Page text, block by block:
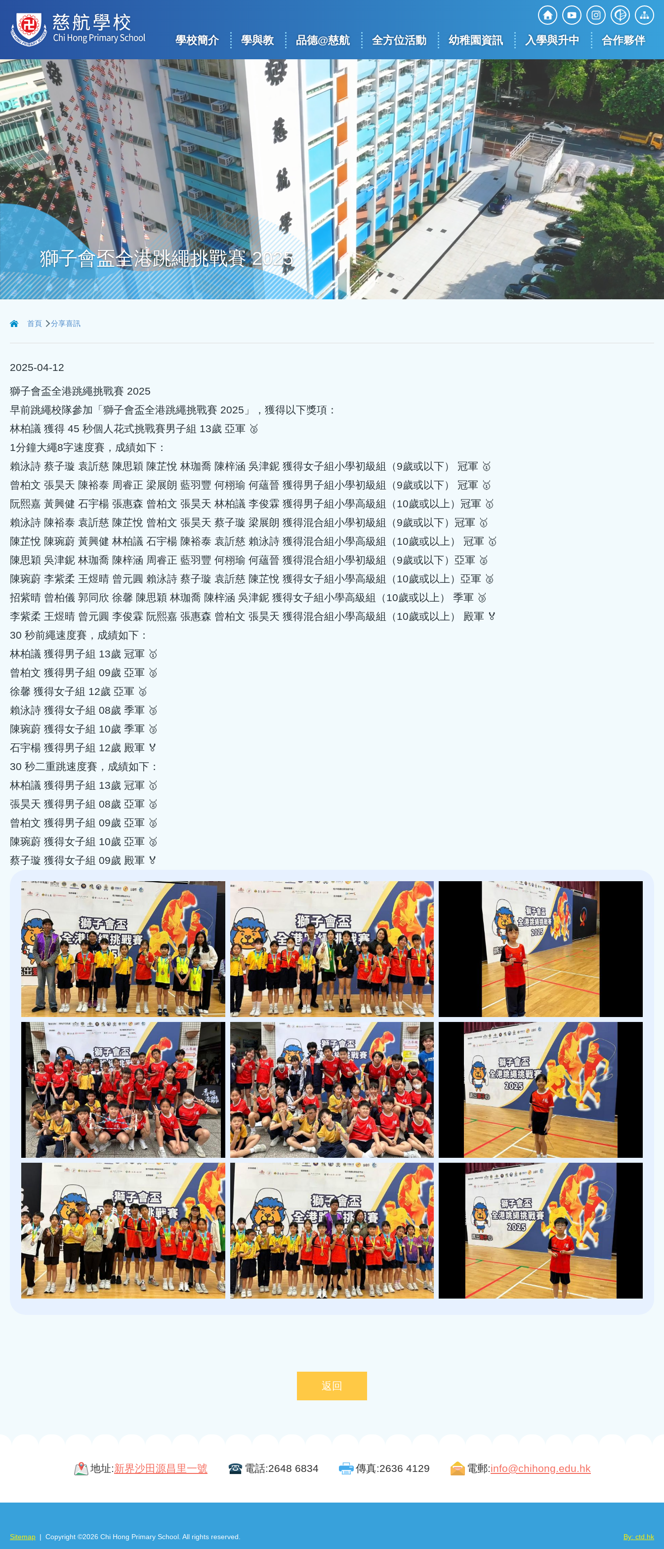
Top
Social
Media
Main
navigation
學校簡介 學與教 品德@慈航 全方位活動 幼稚園資訊 入學與升中 合作夥伴
獅子會盃全港跳繩挑戰賽 2025
航
結
首頁 分享喜訊
2025-04-12
獅子會盃全港跳繩挑戰賽 2025
早前跳繩校隊參加「獅子會盃全港跳繩挑戰賽 2025」，獲得以下獎項：
林柏議 獲得 45 秒個人花式挑戰賽‭男子組 13歲 亞軍 🥈‬
1分鐘大繩8字速度賽，成績如下：
賴泳詩 蔡子璇 袁訢慈 陳思穎 陳芷悅 林珈喬 陳梓涵 吳津鈮 獲得女子組‭小學初級組（9歲或以下） 冠軍 🥇‬
曾柏文 張昊天 陳裕泰 周睿正 梁展朗 藍羽豐 何栩瑜 何蘊晉 獲得男子組‭小學初級組（9歲或以下） 冠軍 🥇‬
阮熙嘉 黃興健 石宇楊 張惠森 曾柏文 張昊天 林柏議 李俊霖 獲得男子組‭小學高級組（10歲或以上）‬冠軍 🥇
賴泳詩 陳裕泰 袁訢慈 陳芷悅‭ 曾柏文 張昊天 蔡子璇 梁展朗 獲得‬混合組‭小學初級組（9歲或以下）冠軍 🥇‬
陳芷悅 陳琬蔚 黃興健 林柏議‭ 石宇楊 陳裕泰 袁訢慈 賴泳詩 獲得‬混合組‭小學高級組（10歲或以上） 冠軍 🥇‬
陳思穎 吳津鈮 林珈喬 陳梓涵 周睿正 藍羽豐 何栩瑜 何蘊晉 ‭獲得‬混合組‭小學初級組（9歲或以下）亞軍 🥈‬
陳琬蔚 李紫柔 王煜晴 曾元圓 賴泳詩 蔡子璇 袁訢慈 陳芷悅 獲得女子組‭小學高級組（10歲或以上）亞軍 🥈‬
‭招紫晴 曾柏儀 郭同欣 徐馨 陳‬思穎 林珈喬 陳梓涵 吳津鈮 獲得女子組‭小學高級組（10歲或以上） 季軍 🥉‬
李紫柔 王煜晴 曾元圓 李俊霖 阮熙嘉 張惠森 曾柏文 張昊天 獲得混合組‭小學高級組（10歲或以上） 殿軍 🏅‬
30 秒前繩速度賽，成績如下：
林柏議 獲得男子組‭ 13歲 冠軍 🥇‬
曾柏文 獲得男子組‭ 09歲 亞軍 🥈‬
‭徐‬馨 獲得女子組‭ 12歲 亞軍 🥈‬
賴泳詩 獲得女子組‭ 08歲 季軍 🥉‬
陳琬蔚 獲得女子組‭ 10歲 季軍 🥉‬
石宇楊 獲得男子組‭ 12歲 殿軍 🏅‬
30 秒二重跳速度賽，成績如下：
林柏議 獲得男子組‭ 13歲 冠軍 🥇‬
張昊天 獲得男子組‭ 08歲 亞軍 🥈‬
曾柏文 獲得男子組‭ 09歲 亞軍 🥈‬
陳琬蔚 獲得女子組‭ 10歲 亞軍 🥈‬
蔡子璇 獲得‭女子組 09歲 殿軍 🏅
返回
地址:新界沙田源昌里一號 電話:2648 6834 傳真:2636 4129 電郵:info@chihong.edu.hk
Sitemap | Copyright ©2026 Chi Hong Primary School. All rights reserved. By: ctd.hk